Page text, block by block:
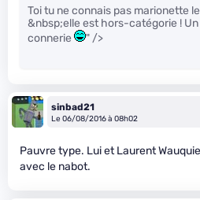
Toi tu ne connais pas marionette
&nbsp;elle est hors-catégorie !
connerie
" />
sinbad21
Le 06/08/2016 à 08h02
Pauvre type. Lui et Laurent
avec le nabot.